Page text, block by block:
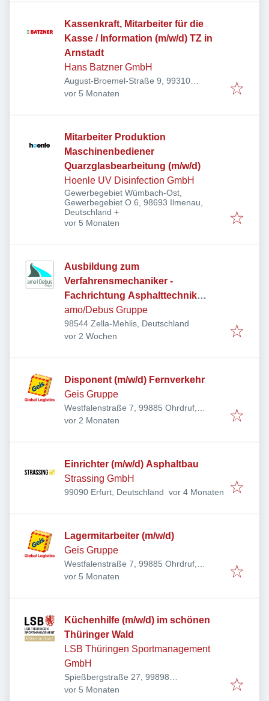
Kassenkraft, Mitarbeiter für die
Kasse / Information (m/w/d) TZ in
Arnstadt
Hans Batzner GmbH
August-Broemel-Straße 9, 99310
Arnstadt, Deutschland
Veröffentlicht:
vor 5 Monaten
Mitarbeiter Produktion
Maschinenbediener
Quarzglasbearbeitung (m/w/d)
Hoenle UV Disinfection GmbH
Gewerbegebiet Wümbach-Ost,
Gewerbegebiet O 6, 98693 Ilmenau,
Deutschland +
Veröffentlicht:
vor 5 Monaten
Ausbildung zum
Verfahrensmechaniker -
Fachrichtung Asphalttechnik
(m/w/d)
amo/Debus Gruppe
98544 Zella-Mehlis, Deutschland
Veröffentlicht:
vor 2 Wochen
Disponent (m/w/d) Fernverkehr
Geis Gruppe
Westfalenstraße 7, 99885 Ohrdruf,
Deutschland
Veröffentlicht:
vor 2 Monaten
Einrichter (m/w/d) Asphaltbau
Strassing GmbH
99090 Erfurt, Deutschland Veröffentlicht:
vor 4 Monaten
Lagermitarbeiter (m/w/d)
Geis Gruppe
Westfalenstraße 7, 99885 Ohrdruf,
Deutschland
Veröffentlicht:
vor 5 Monaten
Küchenhilfe (m/w/d) im schönen
Thüringer Wald
LSB Thüringen Sportmanagement
GmbH
Spießbergstraße 27, 99898
Friedrichroda, Deutschland
Veröffentlicht:
vor 5 Monaten